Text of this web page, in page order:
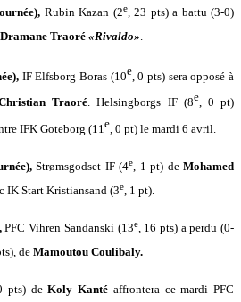
Rubin Kazan (2e, 23 pts) a battu (3-0)
Dramane Traoré «Rivaldo»
IF Elfsborg Boras (10e, 0 pts) sera opposé à
Traoré. Helsingborgs IF (8e, 0 pt)
IFK Goteborg (11e , 0 pt) le mardi 6 avril.
Strømsgodset IF (4e, 1 pt) de Mohamed
IK Start Kristiansand (3e , 1 pt).
PFC Vihren Sandanski (13e, 16 pts) a perdu (0-
de Mamoutou Coulibaly.
pts) deKoly Kanté affrontera ce mardi PFC